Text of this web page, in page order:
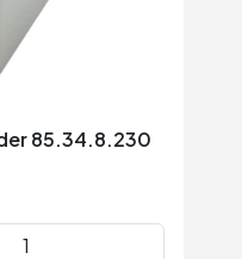
85.34.8.230